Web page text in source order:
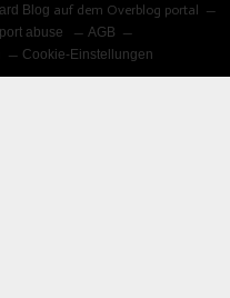
Blog auf dem Overblog portal
abuse
AGB
Cookie-Einstellungen